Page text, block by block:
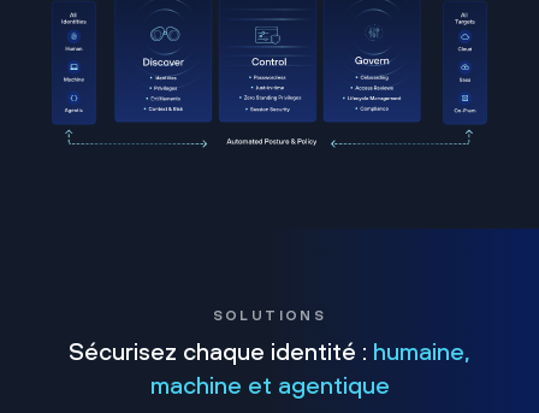
SOLUTIONS
Sécurisez chaque identité : humaine,
machine et agentique